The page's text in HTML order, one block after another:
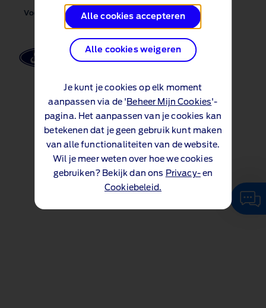
Alle cookies accepteren
Alle cookies weigeren
Je kunt je cookies op elk moment
aanpassen via de ' Beheer Mijn Cookies'-
pagina. Het aanpassen van je cookies kan
betekenen dat je geen gebruik kunt maken
van alle functionaliteiten van de website.
Wil je meer weten over hoe we cookies
gebruiken? Bekijk dan ons Privacy-en
Cookiebeleid.
Voorwaarden en privacyverklaringen